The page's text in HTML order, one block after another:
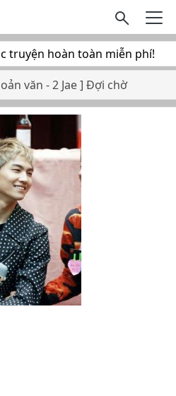
truyện hoàn toàn miễn phí!
văn - 2 Jae ] Đợi chờ